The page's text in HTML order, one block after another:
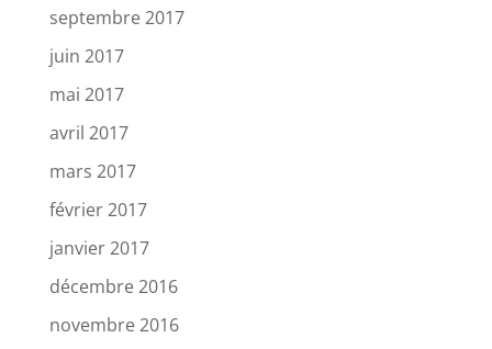
septembre 2017
juin 2017
mai 2017
avril 2017
mars 2017
février 2017
janvier 2017
décembre 2016
novembre 2016